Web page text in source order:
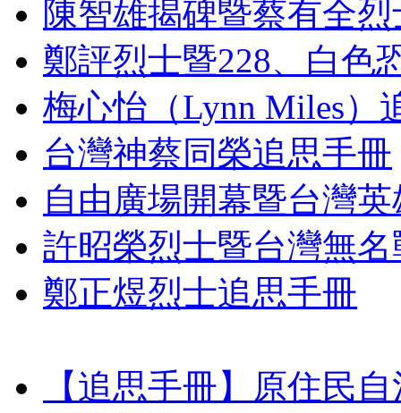
陳智雄揭碑暨蔡有全
鄭評烈士暨228、白色
梅心怡（Lynn Miles）
台灣神蔡同榮追思手冊
自由廣場開幕暨台灣
許昭榮烈士暨台灣無
鄭正煜烈士追思手冊
【追思手冊】原住民